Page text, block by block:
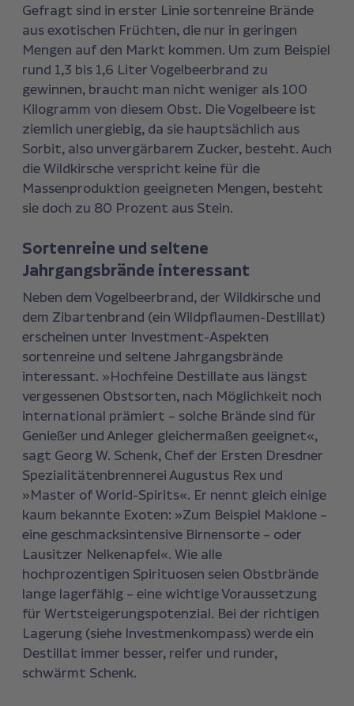
Gefragt sind in erster Linie sortenreine Brände
aus exotischen Früchten, die nur in geringen
Mengen auf den Markt kommen. Um zum Beispiel
rund 1,3 bis 1,6 Liter Vogelbeerbrand zu
gewinnen, braucht man nicht weniger als 100
Kilogramm von diesem Obst. Die Vogelbeere ist
ziemlich unergiebig, da sie hauptsächlich aus
Sorbit, also unvergärbarem Zucker, besteht. Auch
die Wildkirsche verspricht keine für die
Massenproduktion geeigneten Mengen, besteht
sie doch zu 80 Prozent aus Stein.
Sortenreine und seltene
Jahrgangsbrände interessant
Neben dem Vogelbeerbrand, der Wildkirsche und
dem Zibartenbrand (ein Wildpflaumen-Destillat)
erscheinen unter Investment-Aspekten
sortenreine und seltene Jahrgangsbrände
interessant. »Hochfeine Destillate aus längst
vergessenen Obstsorten, nach Möglichkeit noch
international prämiert – solche Brände sind für
Genießer und Anleger gleichermaßen geeignet«,
sagt Georg W. Schenk, Chef der Ersten Dresdner
Spezialitätenbrennerei Augustus Rex und
»Master of World-Spirits«. Er nennt gleich einige
kaum bekannte Exoten: »Zum Beispiel Maklone –
eine geschmacksintensive Birnensorte – oder
Lausitzer Nelkenapfel«. Wie alle
hochprozentigen Spirituosen seien Obstbrände
lange lagerfähig – eine wichtige Voraussetzung
für Wertsteigerungspotenzial. Bei der richtigen
Lagerung (siehe Investmenkompass) werde ein
Destillat immer besser, reifer und runder,
schwärmt Schenk.